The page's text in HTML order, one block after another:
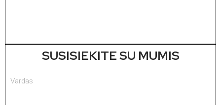
SUSISIEKITE SU MUMIS